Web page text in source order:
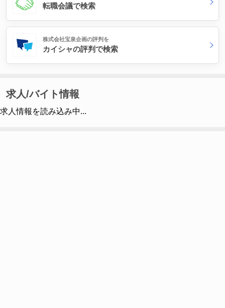
転職会議で検索
株式会社宝泉企画の評判を
カイシャの評判で検索
求人/バイト情報
求人情報を読み込み中...